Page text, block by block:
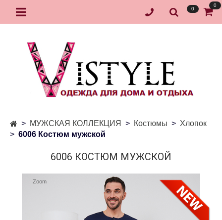
0
0
МУЖСКАЯ КОЛЛЕКЦИЯ Костюмы
Хлопок
6006 Костюм мужской
6006 КОСТЮМ МУЖСКОЙ
Zoom